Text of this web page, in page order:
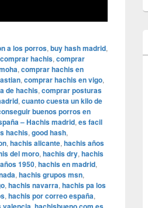
a los porros, buy hash madrid,
comprar hachis, comprar
, comprar hachis en
, comprar hachis en vigo,
de hachis, comprar posturas
, cuanto cuesta un kilo de
buenos porros en
– Hachis madrid, es facil
hachis, good hash,
, hachis alicante, hachis años
del moro, hachis dry, hachis
1950, hachis en madrid,
, hachis grupos msn,
, hachis navarra, hachis pa los
, hachis por correo españa,
,